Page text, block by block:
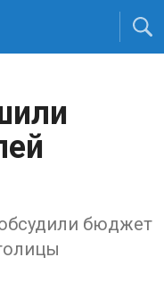
бюджет